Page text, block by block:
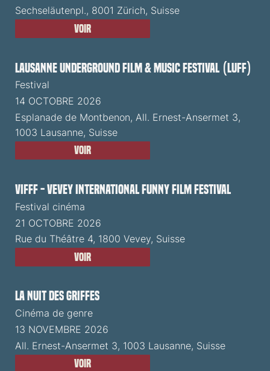
Sechseläutenpl., 8001 Zürich, Suisse
Voir
Lausanne Underground Film & Music Festival (LUFF)
Festival
14 OCTOBRE 2026
Esplanade de Montbenon, All. Ernest-Ansermet 3,
1003 Lausanne, Suisse
Voir
VIFFF - Vevey International Funny Film Festival
Festival cinéma
21 OCTOBRE 2026
Rue du Théâtre 4, 1800 Vevey, Suisse
Voir
La Nuit des Griffes
Cinéma de genre
13 NOVEMBRE 2026
All. Ernest-Ansermet 3, 1003 Lausanne, Suisse
Voir